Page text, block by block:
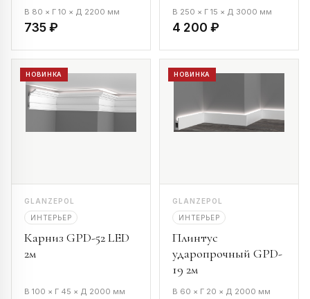
В 80 × Г 10 × Д 2200 мм
735 ₽
В 250 × Г 15 × Д 3000 мм
4 200 ₽
НОВИНКА
GLANZEPOL
ИНТЕРЬЕР
Карниз GPD-52 LED
2м
В 100 × Г 45 × Д 2000 мм
НОВИНКА
GLANZEPOL
ИНТЕРЬЕР
Плинтус
ударопрочный GPD-
19 2м
В 60 × Г 20 × Д 2000 мм